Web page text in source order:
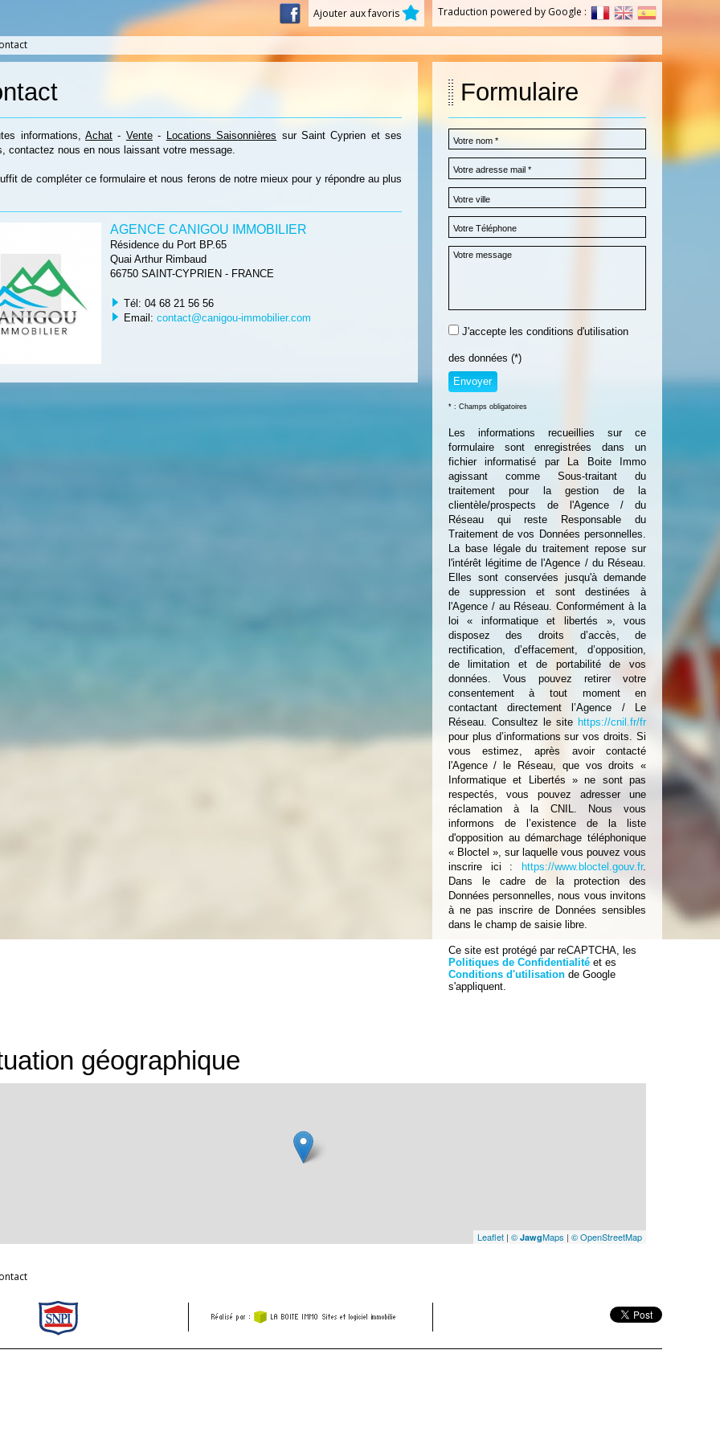
Ajouter aux favoris Traduction powered by Google :
informations,Achat - Vente- Locations Saisonnières sur Saint Cyprien et ses
contactez nous en nous laissant votre message.
de compléter ce formulaire et nous ferons de notre mieux pour y répondre au plus
AGENCE CANIGOU IMMOBILIER
Résidence du Port BP.65
Quai Arthur Rimbaud
66750 SAINT-CYPRIEN - FRANCE
Tél: 04 68 21 56 56
Email: contact@canigou-immobilier.com
Formulaire
J'accepte les conditions d'utilisation
des données (*)
* : Champs obligatoires
Les informations recueillies sur ce
formulaire sont enregistrées dans un
fichier informatisé par La Boite Immo
agissant comme Sous-traitant du
traitement pour la gestion de la
clientèle/prospects de l'Agence / du
Réseau qui reste Responsable du
Traitement de vos Données personnelles.
La base légale du traitement repose sur
l'intérêt légitime de l'Agence / du Réseau.
Elles sont conservées jusqu'à demande
de suppression et sont destinées à
l'Agence / au Réseau. Conformément à la
loi « informatique et libertés », vous
disposez des droits d’accès, de
rectification, d’effacement, d’opposition,
de limitation et de portabilité de vos
données. Vous pouvez retirer votre
consentement à tout moment en
contactant directement l’Agence / Le
Réseau. Consultez le site https://cnil.fr/fr
pour plus d’informations sur vos droits. Si
vous estimez, après avoir contacté
l'Agence / le Réseau, que vos droits «
Informatique et Libertés » ne sont pas
respectés, vous pouvez adresser une
réclamation à la CNIL. Nous vous
informons de l’existence de la liste
d'opposition au démarchage téléphonique
« Bloctel », sur laquelle vous pouvez vous
inscrire ici :
https://www.bloctel.gouv.fr.
Dans le cadre de la protection des
Données personnelles, nous vous invitons
à ne pas inscrire de Données sensibles
dans le champ de saisie libre.
Ce site est protégé par reCAPTCHA, les
Politiques de Confidentialitéet es
Conditions d'utilisationde Google
s'appliquent.
géographique
Leaflet |©JawgMaps |© OpenStreetMap